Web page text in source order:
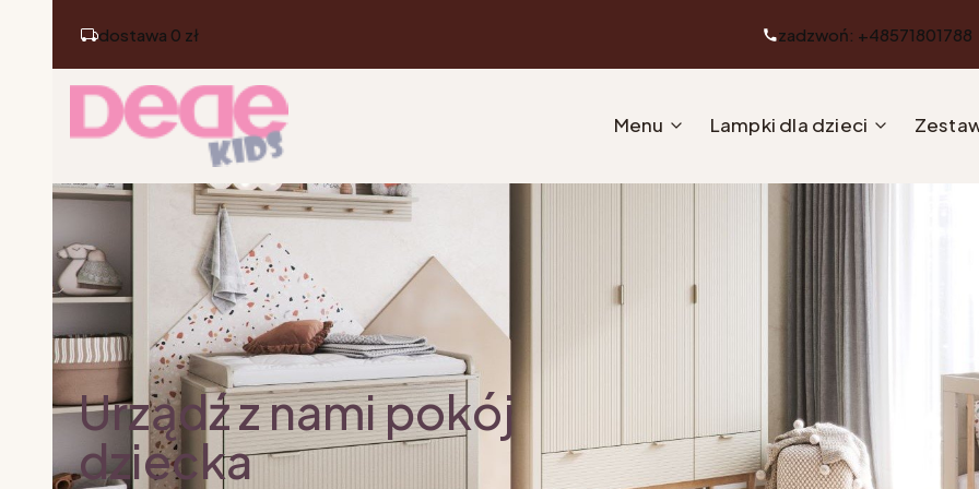
dostawa 0 zł zadzwoń: +48571801788
Menu Lampki dla dzieci
Urządź z nami pokój
dziecka